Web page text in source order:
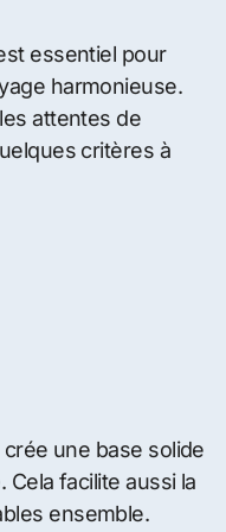
essentiel pour
harmonieuse.
attentes de
critères à
une base solide
facilite aussi la
ensemble.